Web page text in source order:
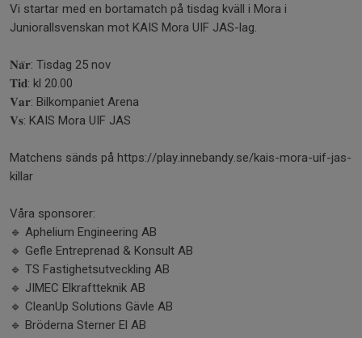
Vi startar med en bortamatch på tisdag kväll i Mora i
Juniorallsvenskan mot KAIS Mora UIF JAS-lag.
𝐍𝐚̈𝐫: Tisdag 25 nov
𝐓𝐢𝐝: kl 20.00
𝐕𝐚𝐫: Bilkompaniet Arena
𝐕𝐬: KAIS Mora UIF JAS
Matchens sänds på https://play.innebandy.se/kais-mora-uif-jas-
killar
Våra sponsorer:
🔹 Aphelium Engineering AB
🔹 Gefle Entreprenad & Konsult AB
🔹 TS Fastighetsutveckling AB
🔹 JIMEC Elkraftteknik AB
🔹 CleanUp Solutions Gävle AB
🔹 Bröderna Sterner El AB